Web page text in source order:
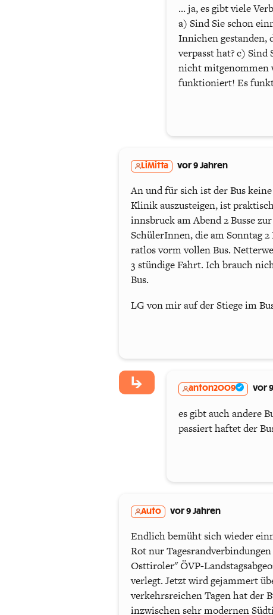
... ja, es gibt viele
a) Sind Sie schon
Innichen gestanden,
verpasst hat? c)
nicht mitgenommen
funktioniert! Es
LiMitta vor 9 Jahren
An und für sich ist der Bus
Klinik auszusteigen, ist
innsbruck am Abend 2 Busse
SchülerInnen, die am Sonntag
ratlos vorm vollen Bus.
3 stündige Fahrt. Ich brauch
Bus.
LG von mir auf der Stiege im
anton2009 vor
es gibt auch andere
passiert haftet der
Auto vor 9 Jahren
Endlich bemüht sich wieder
Rot nur
Osttiroler" ÖVP-
verlegt. Jetzt wird gejammert
verkehrsreichen Tagen hat der
inzwischen sehr modernen